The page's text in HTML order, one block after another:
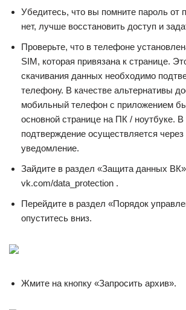
Убедитесь, что вы помните пароль от
нет, лучше восстановить доступ и
Проверьте, что в телефоне
SIM, которая привязана к странице.
скачивания данных необходимо
телефону. В качестве альтернативы
мобильный телефон с приложением
основной странице на ПК / ноутбуке.
подтверждение осуществляется через
уведомление.
Зайдите в раздел «Защита данных
vk.com/data_protection .
Перейдите в раздел «Порядок
опуститесь вниз.
Жмите на кнопку «Запросить архив».